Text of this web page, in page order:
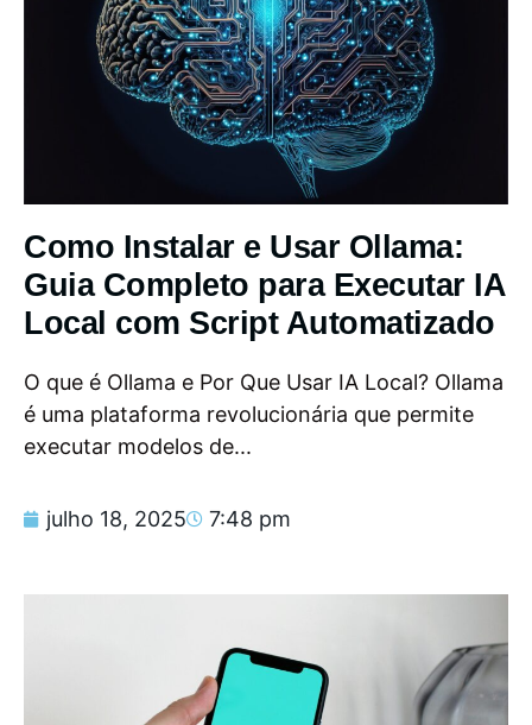
Como Instalar e Usar Ollama:
Guia Completo para Executar IA
Local com Script Automatizado
O que é Ollama e Por Que Usar IA Local? Ollama
é uma plataforma revolucionária que permite
executar modelos de...
julho 18, 2025 7:48 pm